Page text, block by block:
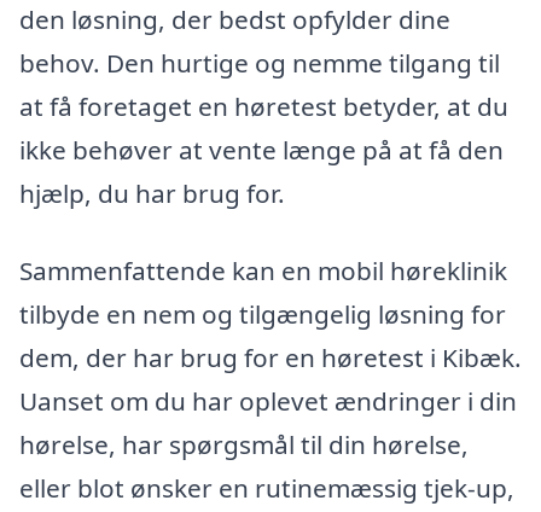
den løsning, der bedst opfylder dine
behov. Den hurtige og nemme tilgang til
at få foretaget en høretest betyder, at du
ikke behøver at vente længe på at få den
hjælp, du har brug for.
Sammenfattende kan en mobil høreklinik
tilbyde en nem og tilgængelig løsning for
dem, der har brug for en høretest i Kibæk.
Uanset om du har oplevet ændringer i din
hørelse, har spørgsmål til din hørelse,
eller blot ønsker en rutinemæssig tjek-up,